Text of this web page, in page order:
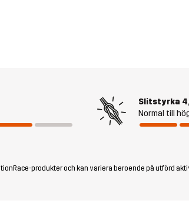
Slitstyrka
Normal till
produkter och kan variera beroende på utförd